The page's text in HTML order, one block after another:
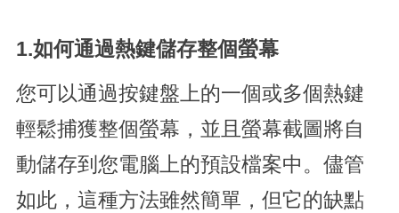
1.如何通過熱鍵儲存整個螢幕
您可以通過按鍵盤上的一個或多個熱鍵
輕鬆捕獲整個螢幕，並且螢幕截圖將自
動儲存到您電腦上的預設檔案中。儘管
如此，這種方法雖然簡單，但它的缺點